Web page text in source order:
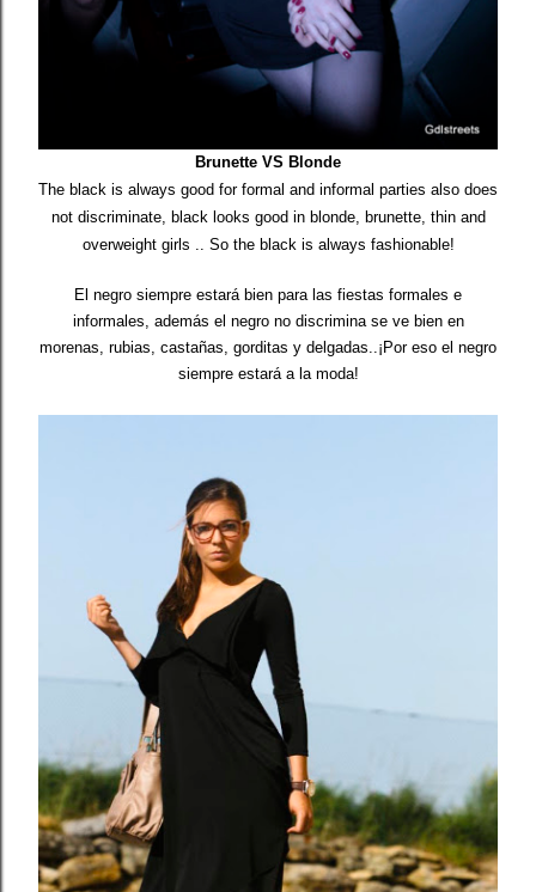
Brunette VS Blonde
The black is always good for formal and informal parties also does
not discriminate, black looks good inblonde, brunette, thin and
overweight girls .. So the black is always fashionable!
El negro siempre estará bien para las fiestas formales e
informales, además el negro no discrimina se ve bien en
morenas, rubias, castañas, gorditas y delgadas..¡Por eso el negro
siempre estará a la moda!